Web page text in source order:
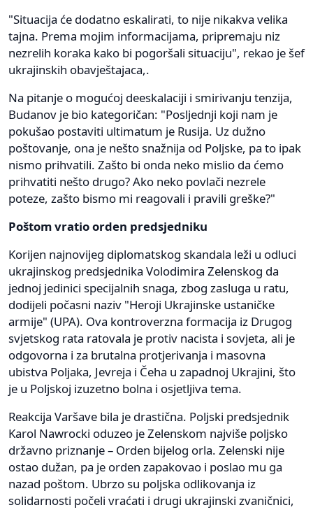
"Situacija će dodatno eskalirati, to nije nikakva velika
tajna. Prema mojim informacijama, pripremaju niz
nezrelih koraka kako bi pogoršali situaciju", rekao je šef
ukrajinskih obavještajaca,.
Na pitanje o mogućoj deeskalaciji i smirivanju tenzija,
Budanov je bio kategoričan: "Posljednji koji nam je
pokušao postaviti ultimatum je Rusija. Uz dužno
poštovanje, ona je nešto snažnija od Poljske, pa to ipak
nismo prihvatili. Zašto bi onda neko mislio da ćemo
prihvatiti nešto drugo? Ako neko povlači nezrele
poteze, zašto bismo mi reagovali i pravili greške?"
Poštom vratio orden predsjedniku
Korijen najnovijeg diplomatskog skandala leži u odluci
ukrajinskog predsjednika Volodimira Zelenskog da
jednoj jedinici specijalnih snaga, zbog zasluga u ratu,
dodijeli počasni naziv "Heroji Ukrajinske ustaničke
armije" (UPA). Ova kontroverzna formacija iz Drugog
svjetskog rata ratovala je protiv nacista i sovjeta, ali je
odgovorna i za brutalna protjerivanja i masovna
ubistva Poljaka, Jevreja i Čeha u zapadnoj Ukrajini, što
je u Poljskoj izuzetno bolna i osjetljiva tema.
Reakcija Varšave bila je drastična. Poljski predsjednik
Karol Nawrocki oduzeo je Zelenskom najviše poljsko
državno priznanje – Orden bijelog orla. Zelenski nije
ostao dužan, pa je orden zapakovao i poslao mu ga
nazad poštom. Ubrzo su poljska odlikovanja iz
solidarnosti počeli vraćati i drugi ukrajinski zvaničnici,